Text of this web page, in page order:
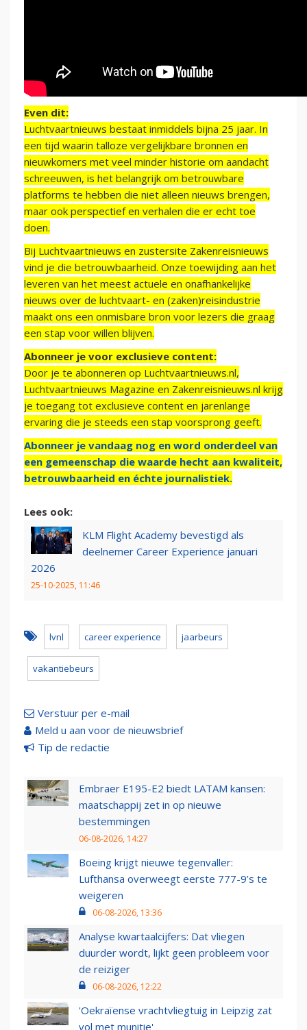
Even dit:
Luchtvaartnieuws bestaat inmiddels bijna 25 jaar. In
een tijd waarin talloze vergelijkbare bronnen en
nieuwkomers met veel minder historie om aandacht
schreeuwen, is het belangrijk om betrouwbare
platforms te hebben die niet alleen nieuws brengen,
maar ook perspectief en verhalen die er echt toe
doen.
Bij Luchtvaartnieuws en zustersite Zakenreisnieuws
vind je die betrouwbaarheid. Onze toewijding aan het
leveren van het meest actuele en onafhankelijke
nieuws over de luchtvaart- en (zaken)reisindustrie
maakt ons een onmisbare bron voor lezers die graag
een stap voor willen blijven.
Abonneer je voor exclusieve content:
Door je te abonneren op Luchtvaartnieuws.nl,
Luchtvaartnieuws Magazine en Zakenreisnieuws.nl krijg
je toegang tot exclusieve content en jarenlange
ervaring die je steeds een stap voorsprong geeft.
Abonneer je vandaag nog en word onderdeel van
een gemeenschap die waarde hecht aan kwaliteit,
betrouwbaarheid en échte journalistiek.
Lees ook:
KLM Flight Academy bevestigd als
deelnemer Career Experience januari
2026
25-10-2025, 11:46
lvnl career experience jaarbeurs
vakantiebeurs
Verstuur per e-mail
Meld u aan voor de nieuwsbrief
Tip de redactie
Embraer E195-E2 biedt LATAM kansen:
maatschappij zet in op nieuwe
bestemmingen
06-08-2026, 14:27
Boeing krijgt nieuwe tegenvaller:
Lufthansa overweegt eerste 777-9’s te
weigeren
06-08-2026, 13:36
Analyse kwartaalcijfers: Dat vliegen
duurder wordt, lijkt geen probleem voor
de reiziger
06-08-2026, 12:22
'Oekraïense vrachtvliegtuig in Leipzig zat
vol met munitie'